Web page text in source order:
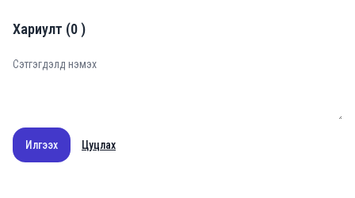
Хариулт (0)
Илгээх Цуцлах